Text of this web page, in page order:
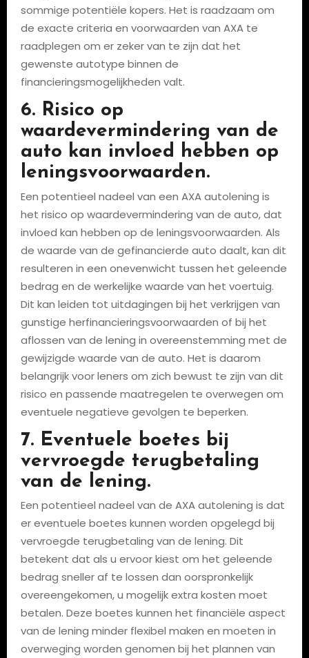
sommige potentiële kopers. Het is raadzaam om
de exacte criteria en voorwaarden van AXA te
raadplegen om er zeker van te zijn dat het
gewenste autotype binnen de
financieringsmogelijkheden valt.
6. Risico op
waardevermindering van de
auto kan invloed hebben op
leningsvoorwaarden.
Een potentieel nadeel van een AXA autolening is
het risico op waardevermindering van de auto, dat
invloed kan hebben op de leningsvoorwaarden. Als
de waarde van de gefinancierde auto daalt, kan dit
resulteren in een onevenwicht tussen het geleende
bedrag en de werkelijke waarde van het voertuig.
Dit kan leiden tot uitdagingen bij het verkrijgen van
gunstige herfinancieringsvoorwaarden of bij het
aflossen van de lening in overeenstemming met de
gewijzigde waarde van de auto. Het is daarom
belangrijk voor leners om zich bewust te zijn van dit
risico en passende maatregelen te overwegen om
eventuele negatieve gevolgen te beperken.
7. Eventuele boetes bij
vervroegde terugbetaling
van de lening.
Een potentieel nadeel van de AXA autolening is dat
er eventuele boetes kunnen worden opgelegd bij
vervroegde terugbetaling van de lening. Dit
betekent dat als u ervoor kiest om het geleende
bedrag sneller af te lossen dan oorspronkelijk
overeengekomen, u mogelijk extra kosten moet
betalen. Deze boetes kunnen het financiële aspect
van de lening minder flexibel maken en moeten in
overweging worden genomen bij het plannen van